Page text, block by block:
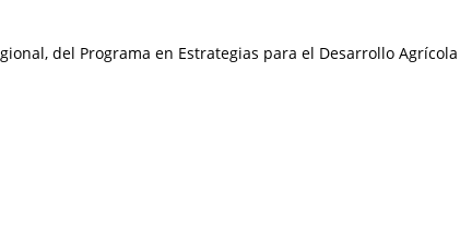
del Programa en Estrategias para el Desarrollo